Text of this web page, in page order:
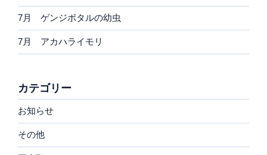
7月 ゲンジボタルの幼虫
7月 アカハライモリ
カテゴリー
お知らせ
その他